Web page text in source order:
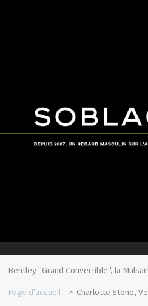
Bentley "Grand Convertible", la
Page d'accueil
Charlotte Stone,